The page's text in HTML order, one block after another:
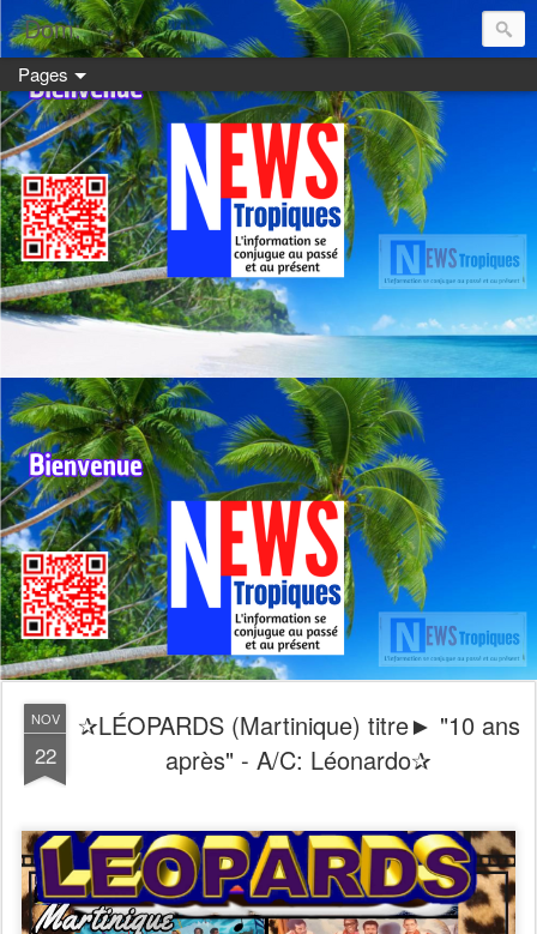
Dom:
Pages
NOV
22
✰LÉOPARDS (Martinique) titre► "10 ans
après" - A/C: Léonardo✰